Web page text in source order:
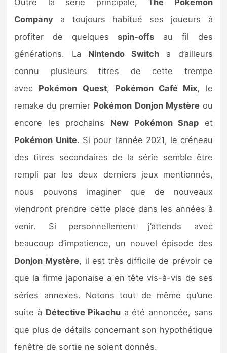
Outre la série principale,The Pokémon
Company a toujours habitué ses joueurs à
profiter de quelquesspin-offs au fil des
générations. La Nintendo Switch a d’ailleurs
connu plusieurs titres de cette trempe
avec Pokémon Quest, Pokémon Café Mix, le
remake du premier Pokémon Donjon Mystèreou
encore les prochains New Pokémon Snap et
Pokémon Unite. Si pour l’année 2021, le créneau
des titres secondaires de la série semble être
rempli par les deux derniers jeux mentionnés,
nous pouvons imaginer que de nouveaux
viendront prendre cette place dans les années à
venir. Si personnellement j’attends avec
beaucoup d’impatience, un nouvel épisode des
Donjon Mystère, il est très difficile de prévoir ce
que la firme japonaise a en tête vis-à-vis de ses
séries annexes. Notons tout de même qu’une
suite à Détective Pikachu a été annoncée, sans
que plus de détails concernant son hypothétique
fenêtre de sortie ne soient donnés.